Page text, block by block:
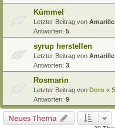
Kümmel
Letzter Beitrag von Amarille
Antworten: 5
syrup herstellen
Letzter Beitrag von Amarille
Antworten: 3
Rosmarin
Letzter Beitrag von Doro «
Antworten: 9
Neues Thema